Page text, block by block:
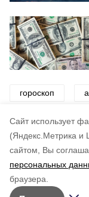
Cайт использует
(Яндекс.Метрика и
сайтом, Вы
персональных
браузера.
гороскоп
звезды
по
5